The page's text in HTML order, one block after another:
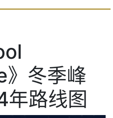
冬季峰
路线图